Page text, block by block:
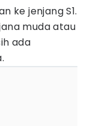
ke jenjang S1.
muda atau
ada